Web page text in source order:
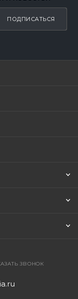
ПОДПИСАТЬСЯ
ЗВОНОК